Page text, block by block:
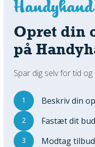
Opret din
på
Spar dig selv for tid
1 Beskriv din
2 Fastæt dit
3 Modtag